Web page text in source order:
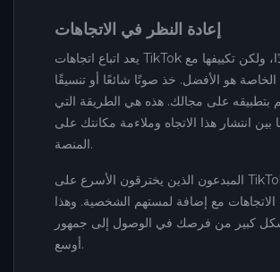
إعادة النظر في الاتجاهات
يعد اتباع اتجاهات TikTok أمرًا جيدًا، ولكن تكييفها مع
الخاصة هو الأفضل. خذ صوتًا شائعًا أو تنسيقًا
بتطبيقه على مجالك. هذه هي الطريقة التي
بين انتشار هذا الاتجاه وملاءمة مكانتك على
المنصة.
المبدعون الذين يخترقون الأسرع على TikTok هم أولئك
الاتجاهات مع إضافة لمستهم الشخصية. وهذا
كبير من فرصك في الوصول إلى جمهور
أوسع.